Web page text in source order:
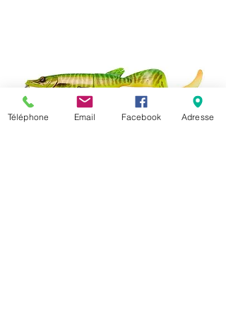
Téléphone Email Facebook Adresse